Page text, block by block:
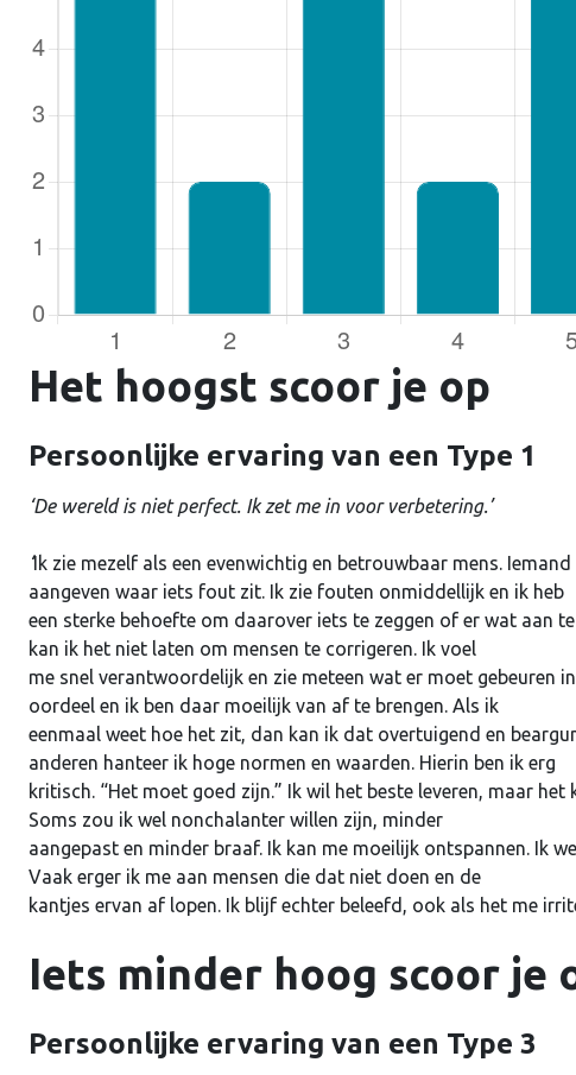
Het hoogst scoor je op
Persoonlijke ervaring van een Type 1
‘De wereld is niet perfect. Ik zet me in voor verbetering.’
‘Ik zie mezelf als een evenwichtig en betrouwbaar mens.
aangeven waar iets fout zit. Ik zie fouten onmiddellijk en ik heb
een sterke behoefte om daarover iets te zeggen of er wat aan
kan ik het niet laten om mensen te corrigeren. Ik voel
me snel verantwoordelijk en zie meteen wat er moet gebeuren
oordeel en ik ben daar moeilijk van af te brengen. Als ik
eenmaal weet hoe het zit, dan kan ik dat overtuigend en
anderen hanteer ik hoge normen en waarden. Hierin ben ik erg
kritisch. “Het moet goed zijn.” Ik wil het beste leveren, maar
Soms zou ik wel nonchalanter willen zijn, minder
aangepast en minder braaf. Ik kan me moeilijk ontspannen. Ik
Vaak erger ik me aan mensen die dat niet doen en de
kantjes ervan af lopen. Ik blijf echter beleefd, ook als het me
Iets minder hoog scoor je
Persoonlijke ervaring van een Type 3
Onthouden